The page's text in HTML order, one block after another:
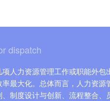
dispatch
人力资源管理工作或职能外
最大化。总体而言，人力资
制度设计与创新、流程整合